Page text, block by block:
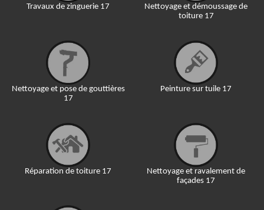
Travaux de zinguerie 17
Nettoyage et pose de gouttières
17
Réparation de toiture 17
Nettoyage et démoussage de
toiture 17
Peinture sur tuile 17
Nettoyage et ravalement de
façades 17